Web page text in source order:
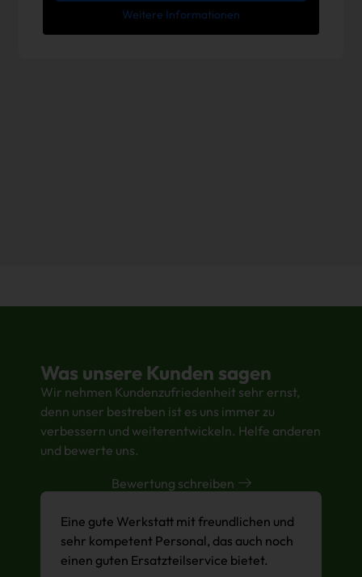
Weitere Informationen
Was unsere Kunden sagen
Wir nehmen Kundenzufriedenheit sehr ernst,
denn unser bestreben ist es uns immer zu
verbessern und weiterentwickeln. Helfe anderen
und bewerte uns.
Bewertung schreiben
Eine gute Werkstatt mit freundlichen und
sehr kompetent Personal, das auch noch
einen guten Ersatzteilservice bietet.